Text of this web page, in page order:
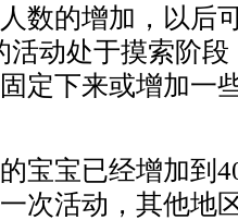
数的增加，以后
活动处于摸索阶
定下来或增加一
宝已经增加到
次活动，其他地